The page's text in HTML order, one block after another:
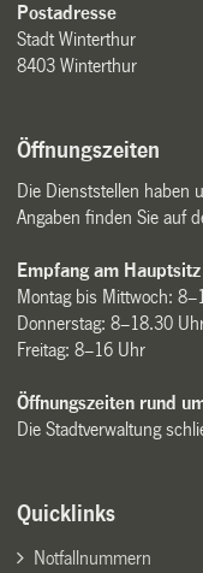
Postadresse
Stadt Winterthur
8403 Winterthur
Öffnungszeiten
Die Dienststellen haben
Angaben finden Sie auf
Empfang am Hauptsitz
Montag bis Mittwoch:
Donnerstag: 8–18.30
Freitag: 8–16 Uhr
Öffnungszeiten rund
Die Stadtverwaltung
Quicklinks
Notfallnummern